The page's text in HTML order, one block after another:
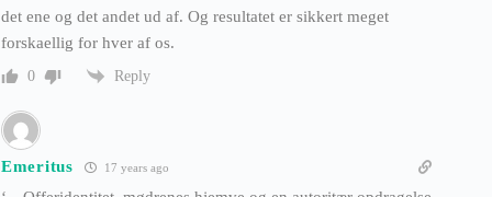
det ene og det andet ud af. Og resultatet er sikkert meget
forskaellig for hver af os.
0 Reply
Emeritus 17 years ago